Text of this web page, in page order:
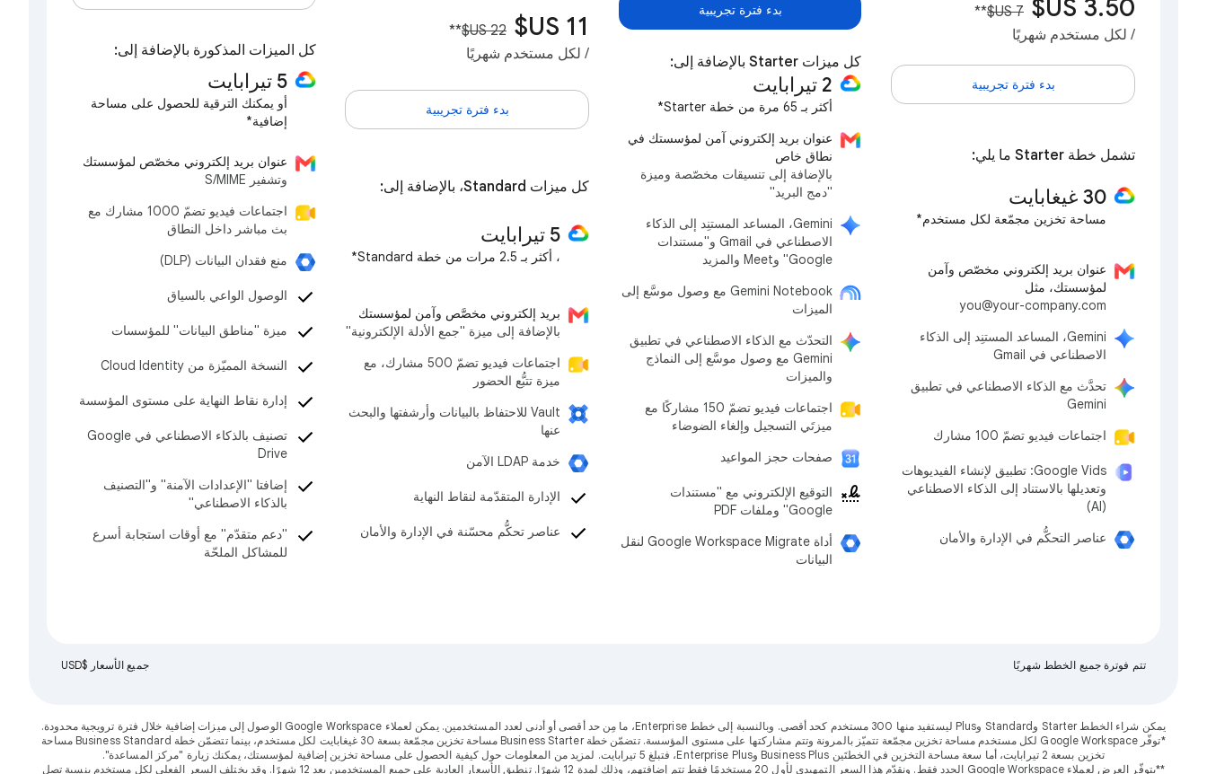
**
/ لكل مستخدم شهريًا
بدء فترة تجريبية
تشمل خطة Starter ما يلي:
30 غيغابايت
مساحة تخزين مجمّعة لكل مستخدم*
عنوان بريد إلكتروني مخصّص وآمن
لمؤسستك، مثل
you@your-company.com
‫Gemini، المساعد المستنِد إلى الذكاء
الاصطناعي في Gmail
تحدَّث مع الذكاء الاصطناعي في تطبيق
Gemini
اجتماعات فيديو تضمّ 100 مشارك
‫Google Vids: تطبيق لإنشاء الفيديوهات
وتعديلها بالاستناد إلى الذكاء الاصطناعي
(AI)
عناصر التحكُّم في الإدارة والأمان
بدء فترة تجريبية
كل ميزات Starter بالإضافة إلى:
‫2 تيرابايت
أكثر بـ 65 مرة من خطة Starter*
عنوان بريد إلكتروني آمن لمؤسستك في
نطاق خاص
بالإضافة إلى تنسيقات مخصّصة وميزة
"دمج البريد"
‫Gemini، المساعد المستنِد إلى الذكاء
الاصطناعي في Gmail و"مستندات
Google" وMeet والمزيد
‫Gemini Notebook مع وصول موسَّع إلى
الميزات
التحدّث مع الذكاء الاصطناعي في تطبيق
Gemini مع وصول موسَّع إلى النماذج
والميزات
اجتماعات فيديو تضمّ 150 مشاركًا مع
ميزتَي التسجيل وإلغاء الضوضاء
صفحات حجز المواعيد
التوقيع الإلكتروني مع "مستندات
Google" وملفات PDF
أداة Google Workspace Migrate لنقل
البيانات
**
/ لكل مستخدم شهريًا
بدء فترة تجريبية
كل ميزات Standard، بالإضافة إلى:
‫5 تيرابايت
، أكثر بـ 2.5 مرات من خطة Standard*
بريد إلكتروني مخصَّص وآمن لمؤسستك
بالإضافة إلى ميزة "جمع الأدلة الإلكترونية"
اجتماعات فيديو تضمّ 500 مشارك، مع
ميزة تتبُّع الحضور
‫Vault للاحتفاظ بالبيانات وأرشفتها والبحث
عنها
خدمة LDAP الآمن
الإدارة المتقدّمة لنقاط النهاية
عناصر تحكُّم محسّنة في الإدارة والأمان
كل الميزات المذكورة بالإضافة إلى:
5 تيرابايت
أو يمكنك الترقية للحصول على مساحة
إضافية*
عنوان بريد إلكتروني مخصّص لمؤسستك
وتشفير S/MIME
اجتماعات فيديو تضمّ 1000 مشارك مع
بث مباشر داخل النطاق
منع فقدان البيانات (DLP)
الوصول الواعي بالسياق
ميزة "مناطق البيانات" للمؤسسات
النسخة المميّزة من Cloud Identity
إدارة نقاط النهاية على مستوى المؤسسة
تصنيف بالذكاء الاصطناعي في Google
Drive
إضافتا "الإعدادات الآمنة" و"التصنيف
بالذكاء الاصطناعي"
"دعم متقدّم" مع أوقات استجابة أسرع
للمشاكل الملحّة
تتم فوترة جميع الخطط شهريًا جميع الأسعار $USD
يمكن شراء الخطط Starter وStandard وPlus ليستفيد منها 300 مستخدم كحد أقصى. وبالنسبة إلى خطط Enterprise، ما مِن حد أقصى أو أدنى لعدد المستخدمين. يمكن لعملاء Google Workspace الوصول إلى ميزات إضافية خلال فترة ترويجية محدودة.
*توفّر Google Workspace لكل مستخدم مساحة تخزين مجمّعة تتميّز بالمرونة وتتم مشاركتها على مستوى المؤسسة. تتضمّن خطة Business Starter مساحة تخزين مجمّعة بسعة 30 غيغابايت لكل مستخدم، بينما تتضمّن خطة Business Standard مساحة
تخزين بسعة 2 تيرابايت، أما سعة مساحة التخزين في الخطتَين Business Plus وEnterprise Plus، فتبلغ 5 تيرابايت. لمزيد من المعلومات حول كيفية الحصول على مساحة تخزين إضافية لمؤسستك، يمكنك زيارة "مركز المساعدة".
**يتوفّر العرض لعملاء Google Workspace الجدد فقط. ونقدّم هذا السعر التمهيدي لأول 20 مستخدمًا فقط تتم إضافتهم، وذلك لمدة 12 شهرًا. تنطبق الأسعار العادية على جميع المستخدمين بعد 12 شهرًا. وقد يختلف السعر الفعلي لكل مستخدم بنسبة تصل